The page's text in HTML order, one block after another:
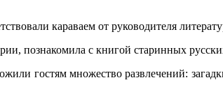
караваем от руководителя
познакомила с книгой старинных
гостям множество развлечений: